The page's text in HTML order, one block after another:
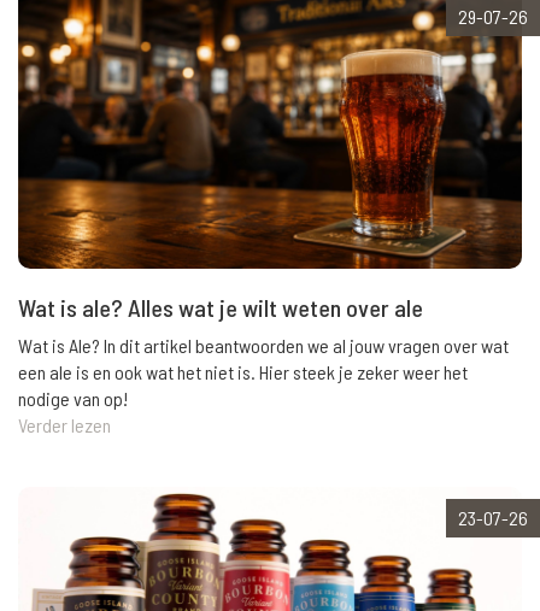
29-07-26
Wat is ale? Alles wat je wilt weten over ale
Wat is Ale? In dit artikel beantwoorden we al jouw vragen over wat
een ale is en ook wat het niet is. Hier steek je zeker weer het
nodige van op!
Verder lezen
23-07-26